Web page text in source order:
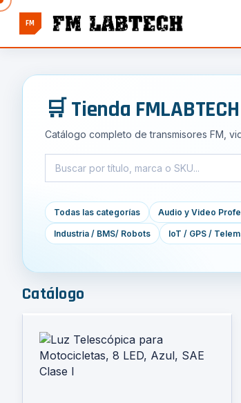
FM
🛒 Tienda FMLABTECH
Catálogo completo de transmisores FM,
Todas las categorías Audio y Video
Industria / BMS/ Robots IoT / GPS /
Catálogo